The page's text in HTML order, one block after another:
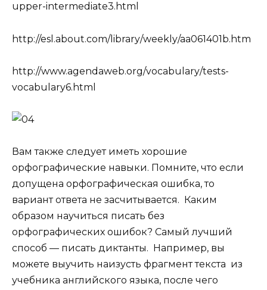
upper-intermediate3.html
http://esl.about.com/library/weekly/aa061401b.htm
http://www.agendaweb.org/vocabulary/tests-
vocabulary6.html
Вам также следует иметь хорошие
орфографические навыки. Помните, что если
допущена орфографическая ошибка, то
вариант ответа не засчитывается. Каким
образом научиться писать без
орфографических ошибок? Самый лучший
способ — писать диктанты. Например, вы
можете выучить наизусть фрагмент текста из
учебника английского языка, после чего